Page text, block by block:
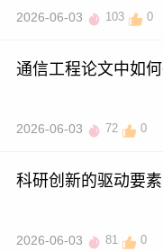
2026-06-03 103 0
通信工程论文中如
2026-06-03 72 0
科研创新的驱动要
2026-06-03 81 0